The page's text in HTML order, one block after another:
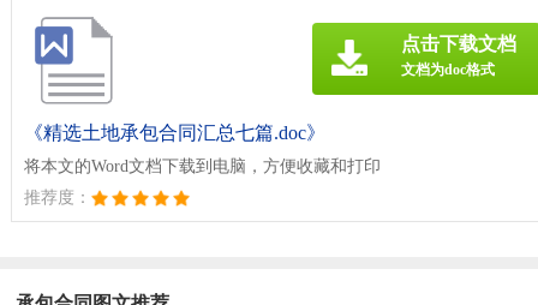
《精选土地承包合同汇总七篇.doc》
将本文的Word文档下载到电脑，方便收藏和打印
推荐度：
点击下载文档
文档为doc格式